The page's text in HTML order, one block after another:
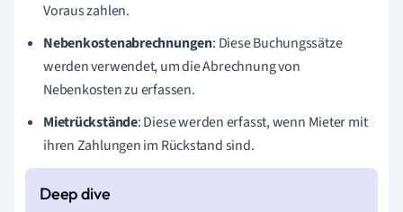
Voraus zahlen.
Nebenkostenabrechnungen: Diese Buchungssätze
werden verwendet, um die Abrechnung von
Nebenkosten zu erfassen.
Mietrückstände: Diese werden erfasst, wenn Mieter mit
ihren Zahlungen im Rückstand sind.